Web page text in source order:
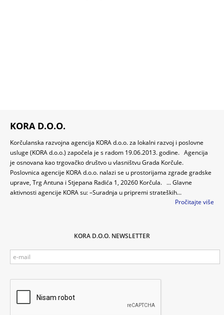
KORA D.O.O.
Korčulanska razvojna agencija KORA d.o.o. za lokalni razvoj i poslovne
usluge (KORA d.o.o.) započela je s radom 19.06.2013. godine. Agencija
je osnovana kao trgovačko društvo u vlasništvu Grada Korčule.
Poslovnica agencije KORA d.o.o. nalazi se u prostorijama zgrade gradske
uprave, Trg Antuna i Stjepana Radića 1, 20260 Korčula. ... Glavne
aktivnosti agencije KORA su: –Suradnja u pripremi strateških...
Pročitajte više
KORA D.O.O. NEWSLETTER